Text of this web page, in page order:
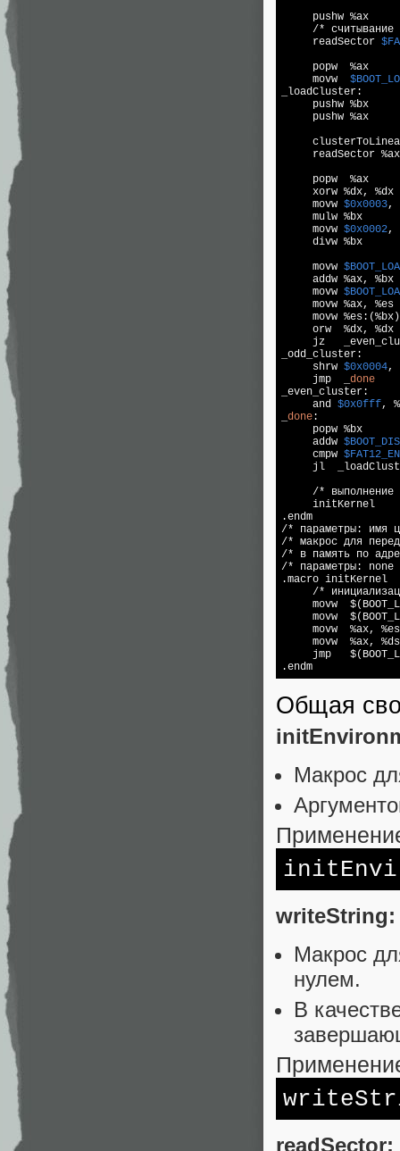
     pushw %ax
/* считывание
readSector
     popw  %ax
     movw
_loadCluster:
     pushw %bx
     pushw %ax
readSector
     popw  %ax
     xorw %dx, %dx
     movw
$0x0003,
     mulw %bx
     movw
$0x0002,
     divw %bx
     movw
     addw %ax, %bx
     movw
     movw %ax, %es
movw
     orw  %dx, %dx
jz
_odd_cluster:
     shrw
$0x0004,
     jmp  _
done
_even_cluster:
     and
$0x0fff,
done:
     popw %bx
     addw
     cmpw
jl
/* выполнение
.endm
/* параметры: имя
/* макрос для
/* в память по
/* параметры:
.macro initKernel
/*
movw
movw
     movw  %ax, %es
     movw  %ax, %ds
jmp
.endm
Общая
Макрос
writeString:
Макрос
нулем.
В
readSector: